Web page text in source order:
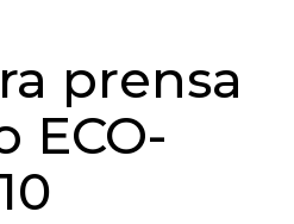
prensa
ECO-